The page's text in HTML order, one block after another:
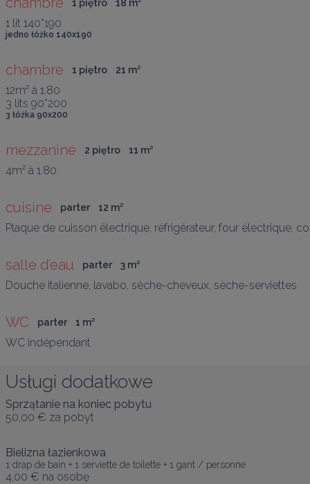
1 piętro 18 m²
1 lit 140*190
jedno łóżko 140x190
chambre 1 piętro 21 m²
12m² à 1.80
3 lits 90*200
3 łóżka 90x200
mezzanine 2 piętro 11 m²
4m² à 1.80
cuisine parter 12 m²
Plaque de cuisson électrique, réfrigérateur, four électrique,
salle d’eau parter 3 m²
Douche italienne, lavabo, sèche-cheveux, sèche-serviettes
WC parter 1 m²
WC indépendant
Usługi dodatkowe
Sprzątanie na koniec pobytu
50,00 € za pobyt
Bielizna łazienkowa
1 drap de bain + 1 serviette de toilette + 1 gant / personne
4,00 € na osobę